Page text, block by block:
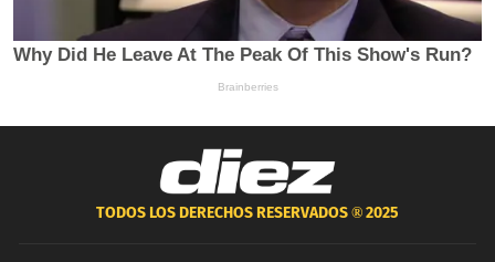
TODOS LOS DERECHOS RESERVADOS ®2025